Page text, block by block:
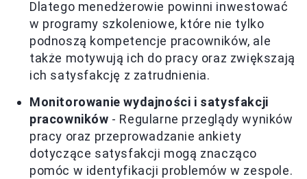
Dlatego menedżerowie powinni inwestować
w programy szkoleniowe, które nie tylko
podnoszą kompetencje pracowników, ale
także motywują ich do pracy oraz zwiększają
ich satysfakcję z zatrudnienia.
Monitorowanie wydajności i satysfakcji
pracowników - Regularne przeglądy wyników
pracy oraz przeprowadzanie ankiety
dotyczące satysfakcji mogą znacząco
pomóc w identyfikacji problemów w zespole.